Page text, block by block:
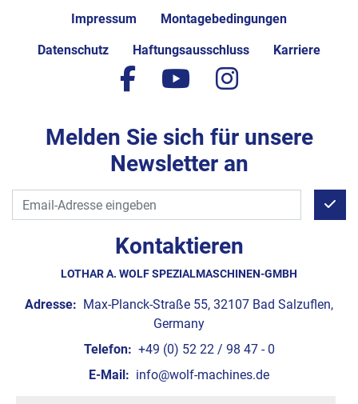
Impressum Montagebedingungen
Datenschutz Haftungsausschluss Karriere
Kontaktieren
LOTHAR A. WOLF SPEZIALMASCHINEN-GMBH
Adresse: Max-Planck-Straße 55, 32107 Bad Salzuflen,
Germany
Telefon: +49 (0) 52 22 / 98 47 - 0
E-Mail: info@wolf-machines.de
facebook
youtubeinstagram
Melden Sie sich für unsere
Newsletter an